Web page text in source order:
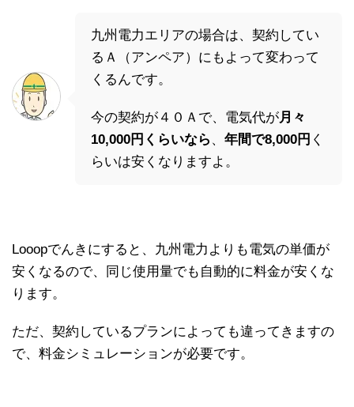
九州電力エリアの場合は、契約してい
るＡ（アンペア）にもよって変わって
くるんです。
今の契約が４０Ａで、電気代が月々
10,000円くらいなら 、 年間で8,000円 く
らいは安くなりますよ。
Looopでんきにすると、九州電力よりも電気の単価が
安くなるので、同じ使用量でも自動的に料金が安くな
ります。
ただ、契約しているプランによっても違ってきますの
で、料金シミュレーションが必要です。